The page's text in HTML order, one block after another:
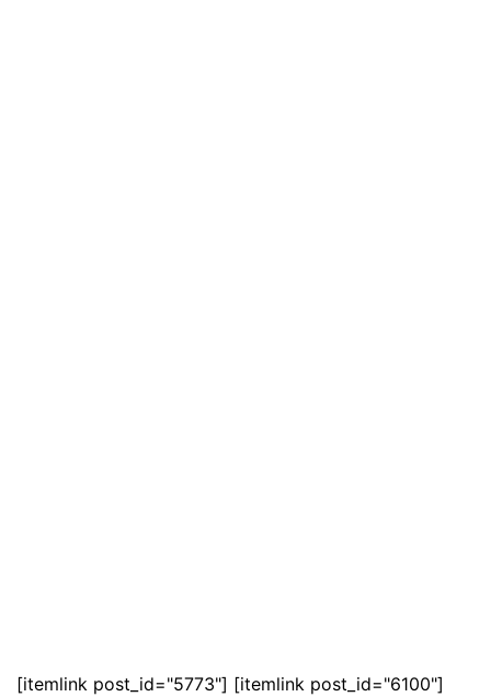
[itemlink post_id="5773"] [itemlink post_id="6100"]